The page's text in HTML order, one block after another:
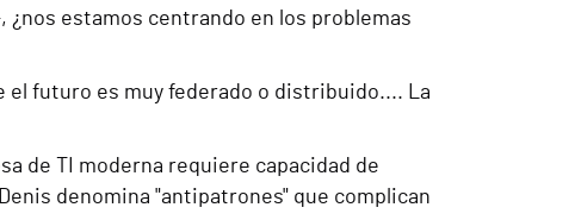
estamos centrando en los problemas
futuro es muy federado o distribuido.... La
de TI moderna requiere capacidad de
denomina "antipatrones" que complican